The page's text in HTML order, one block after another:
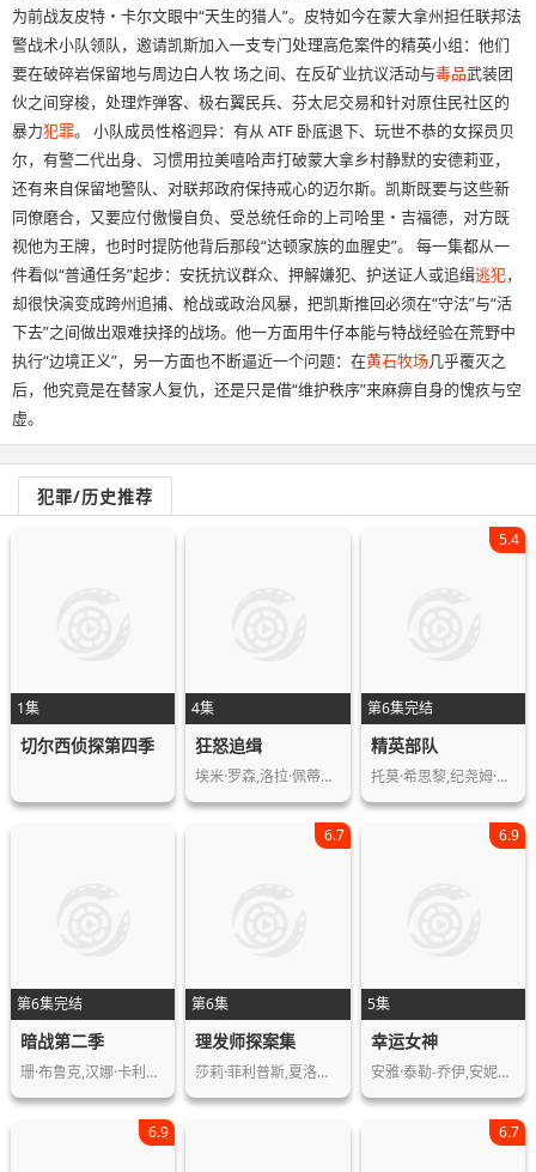
为前战友皮特・卡尔文眼中“天生的猎人”。皮特如今在蒙大拿州担任联邦法
警战术小队领队，邀请凯斯加入一支专门处理高危案件的精英小组：他们
要在破碎岩保留地与周边白人牧 场之间、在反矿业抗议活动与毒品武装团
伙之间穿梭，处理炸弹客、极右翼民兵、芬太尼交易和针对原住民社区的
暴力犯罪。 小队成员性格迥异：有从 ATF 卧底退下、玩世不恭的女探员贝
尔，有警二代出身、习惯用拉美嘻哈声打破蒙大拿乡村静默的安德莉亚，
还有来自保留地警队、对联邦政府保持戒心的迈尔斯。凯斯既要与这些新
同僚磨合，又要应付傲慢自负、受总统任命的上司哈里・吉福德，对方既
视他为王牌，也时时提防他背后那段“达顿家族的血腥史”。 每一集都从一
件看似“普通任务”起步：安抚抗议群众、押解嫌犯、护送证人或追缉逃犯，
却很快演变成跨州追捕、枪战或政治风暴，把凯斯推回必须在“守法”与“活
下去”之间做出艰难抉择的战场。他一方面用牛仔本能与特战经验在荒野中
执行“边境正义”，另一方面也不断逼近一个问题：在黄石牧场几乎覆灭之
后，他究竟是在替家人复仇，还是只是借“维护秩序”来麻痹自身的愧疚与空
虚。
犯罪/历史推荐
1集
切尔西侦探第四季
4集
狂怒追缉
埃米·罗森,洛拉·佩蒂克鲁,斯科特·麦…
第6集完结
5.4
精英部队
托莫·希思黎,纪尧姆·谷伊,菲利普·舒…
第6集完结
暗战第二季
珊·布鲁克,汉娜·卡利克-布朗,西蒙·…
第6集
6.7
理发师探案集
莎莉·菲利普斯,夏洛特·乔丹,本·卡斯…
5集
6.9
幸运女神
安雅·泰勒-乔伊,安妮特·贝宁,蒂莫西…
6.9 6.7